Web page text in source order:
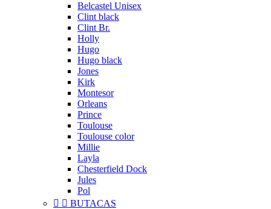
Belcastel Unisex
Clint black
Clint Br.
Holly
Hugo
Hugo black
Jones
Kirk
Montesor
Orleans
Prince
Toulouse
Toulouse color
Millie
Layla
Chesterfield Dock
Jules
Pol
  BUTACAS